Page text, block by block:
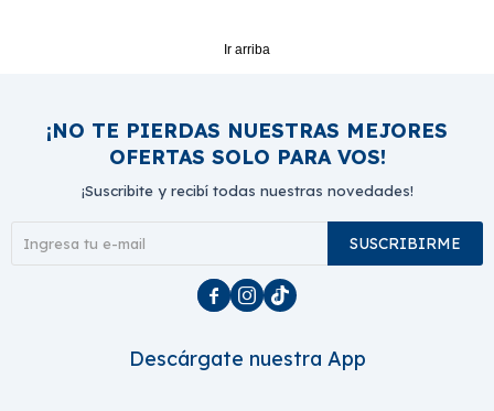
Ir arriba
¡NO TE PIERDAS NUESTRAS MEJORES
OFERTAS SOLO PARA VOS!
¡Suscribite y recibí todas nuestras novedades!
SUSCRIBIRME
  
Descárgate nuestra App